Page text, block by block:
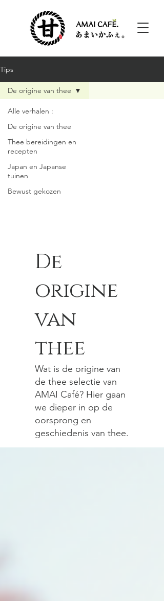
Tips
Alle verhalen :
De origine van thee
Thee bereidingen en
recepten
Japan en Japanse
tuinen
Bewust gekozen
De origine van thee
De
origine
van
thee
Wat is de origine van
de thee selectie van
AMAI Café? Hier gaan
we dieper in op de
oorsprong en
geschiedenis van thee.